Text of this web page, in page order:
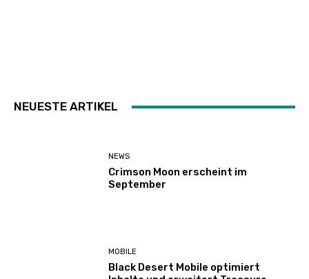
NEUESTE ARTIKEL
NEWS
Crimson Moon erscheint im
September
MOBILE
Black Desert Mobile optimiert